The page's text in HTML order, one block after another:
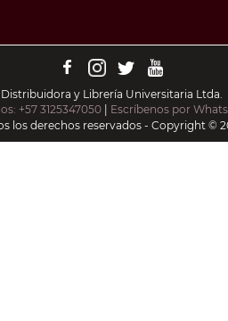
Distribuidora y Librería Universitaria Ltda.
+57 3125347050
Escríbenos por
los derechos reservados - Copyright ©